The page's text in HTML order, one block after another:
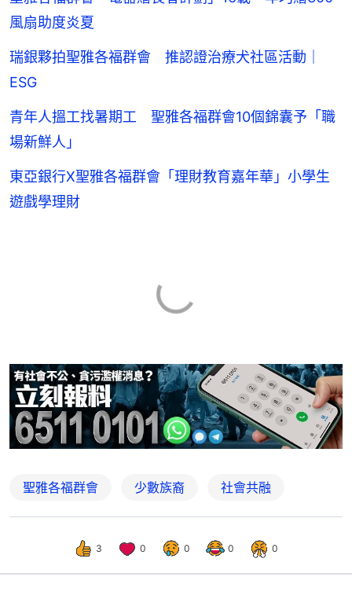
風扇助度炎夏
瑞銀夥拍聖雅各福群會 推認證治療犬社區活動｜
ESG
青年人搵工找暑期工 聖雅各福群會10個錦囊予「職
場新鮮人」
東亞銀行X聖雅各福群會「理財教育嘉年華」小學生
遊戲學理財
聖雅各福群會 少數族裔 社會共融
3 0 0 0 0